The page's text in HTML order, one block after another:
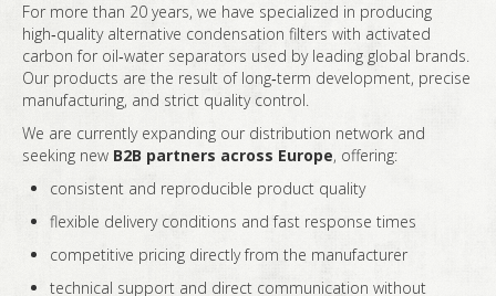
For more than 20 years, we have specialized in producing
high‑quality alternative condensation filters with activated
carbon for oil‑water separators used by leading global brands.
Our products are the result of long‑term development, precise
manufacturing, and strict quality control.
We are currently expanding our distribution network and
seeking new B2B partners across Europe, offering:
consistent and reproducible product quality
flexible delivery conditions and fast response times
competitive pricing directly from the manufacturer
technical support and direct communication without